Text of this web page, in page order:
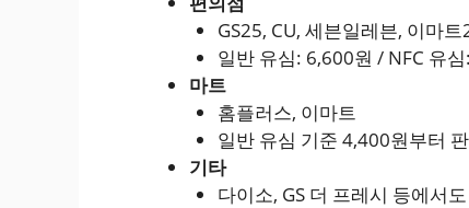
GS25, CU, 세븐일레븐, 이마트
일반 유심: 6,600원 / NFC 유
마트
홈플러스, 이마트
일반 유심 기준 4,400원부터
기타
다이소, GS 더 프레시 등에서